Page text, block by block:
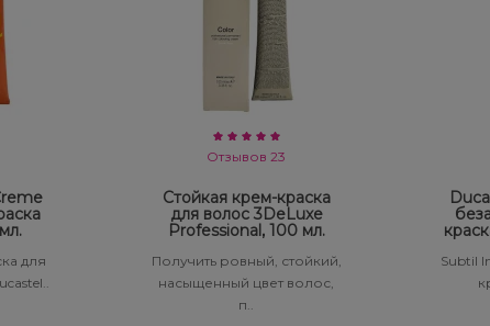
для
Отзывов 23
Стойкая крем-краска
для волос 3DeLuxe
Professional, 100 мл.
Получить ровный, стойкий,
насыщенный цвет волос,
п..
Subtil